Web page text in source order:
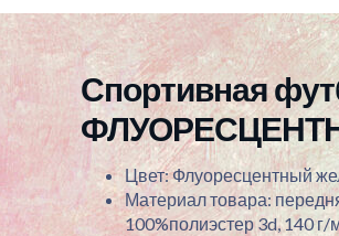
Спортивная
Цвет: Флуоресцентный
Материал товара:
100%полиэстер 3d, 140 г/